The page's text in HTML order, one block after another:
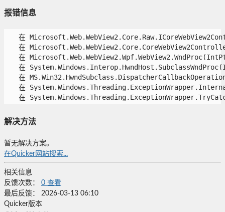
报错信息
在
在
在
在
在
在
在
解决方法
暂无解决方案。
在Quicker网站搜索...
相关信息
反馈次数：
0 查看
最后反馈：
2026-03-13 06:10
Quicker版本